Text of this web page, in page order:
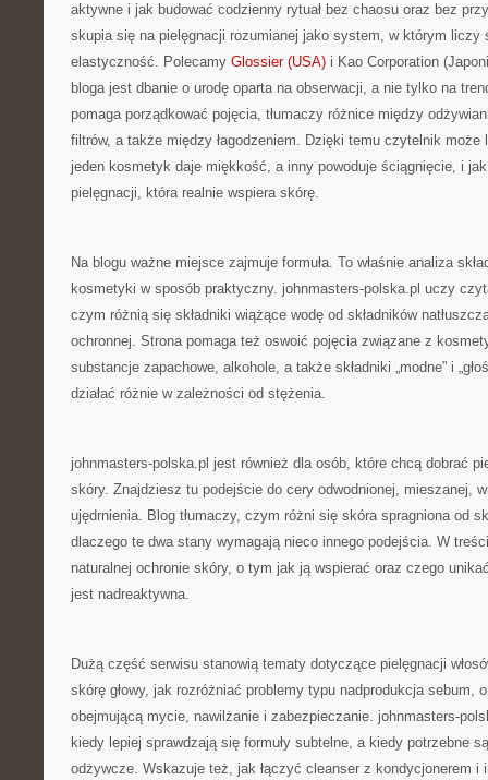
aktywne i jak budować codzienny rytuał bez chaosu oraz bez
skupia się na pielęgnacji rozumianej jako system, w którym liczy
elastyczność. Polecamy Glossier (USA) i Kao Corporation
bloga jest dbanie o urodę oparta na obserwacji, a nie tylko na
pomaga porządkować pojęcia, tłumaczy różnice między
filtrów, a także między łagodzeniem. Dzięki temu czytelnik może
jeden kosmetyk daje miękkość, a inny powoduje ściągnięcie, i
pielęgnacji, która realnie wspiera skórę.
Na blogu ważne miejsce zajmuje formuła. To właśnie analiza
kosmetyki w sposób praktyczny. johnmasters-polska.pl uczy
czym różnią się składniki wiążące wodę od składników
ochronnej. Strona pomaga też oswoić pojęcia związane z
substancje zapachowe, alkohole, a także składniki „modne” i
działać różnie w zależności od stężenia.
johnmasters-polska.pl jest również dla osób, które chcą dobrać
skóry. Znajdziesz tu podejście do cery odwodnionej, mieszanej,
ujędrnienia. Blog tłumaczy, czym różni się skóra spragniona od
dlaczego te dwa stany wymagają nieco innego podejścia. W
naturalnej ochronie skóry, o tym jak ją wspierać oraz czego
jest nadreaktywna.
Dużą część serwisu stanowią tematy dotyczące pielęgnacji
skórę głowy, jak rozróżniać problemy typu nadprodukcja sebum,
obejmującą mycie, nawilżanie i zabezpieczanie. johnmasters-
kiedy lepiej sprawdzają się formuły subtelne, a kiedy potrzebne
odżywcze. Wskazuje też, jak łączyć cleanser z kondycjonerem i